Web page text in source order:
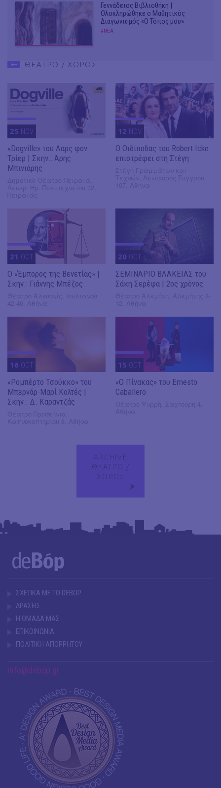
Γεννάδειος Βιβλιοθήκη |
Ολοκληρώθηκε ο Μαθητικός
Διαγωνισμός «Ο Τόπος μου»
#ΝΕΑ
ΘΕΑΤΡΟ / ΧΟΡΟΣ
25 NOV
«Dogville» του Λαρς φον
Τρίερ | Σκην.: Άρης
Μπινιάρης
12 NOV
O Οιδίποδας του Robert Icke
επιστρέφει στη Στέγη
21 OCT
Ο «Έμπορος της Βενετίας» |
Σκην.: Γιάννης Μπέζος
20 OCT
ΣΕΜΙΝΑΡΙΟ ΒΛΑΚΕΙΑΣ του
Σάκη Σερέφα | 2ος χρόνος
16 OCT
«Ρομπέρτο Τσούκκο» του
Μπερνάρ-Μαρί Κολτές |
Σκην.: Δ. Καραντζάς
15 OCT
«Ο Πίνακας» του Ernesto
Caballero
ARCHIVE
ΘΕΑΤΡΟ /
ΧΟΡΟΣ
ΣΧΕΤΙΚΑ ΜΕ ΤΟ DEBOP
ΔΡΑΣΕΙΣ
Η ΟΜΑΔΑ ΜΑΣ
ΕΠΙΚΟΙΝΩΝΙΑ
ΠΟΛΙΤΙΚΗ ΑΠΟΡΡΗΤΟΥ
info@debop.gr